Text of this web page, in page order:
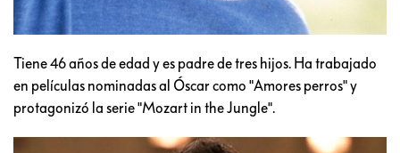
Tiene 46 años de edad y es padre de tres hijos. Ha trabajado
en películas nominadas al Óscar como "Amores perros" y
protagonizó la serie "Mozart in the Jungle".